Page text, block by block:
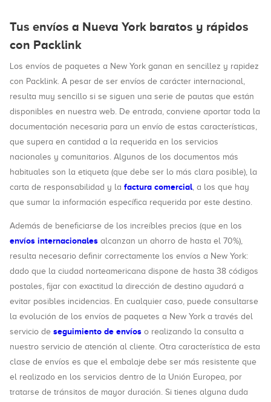
Tus envíos a Nueva York baratos y rápidos
con Packlink
Los envíos de paquetes a New York ganan en sencillez y rapidez
con Packlink. A pesar de ser envíos de carácter internacional,
resulta muy sencillo si se siguen una serie de pautas que están
disponibles en nuestra web. De entrada, conviene aportar toda la
documentación necesaria para un envío de estas características,
que supera en cantidad a la requerida en los servicios
nacionales y comunitarios. Algunos de los documentos más
habituales son la etiqueta (que debe ser lo más clara posible), la
carta de responsabilidad y la factura comercial, a los que hay
que sumar la información específica requerida por este destino.
Además de beneficiarse de los increíbles precios (que en los
envíos internacionales alcanzan un ahorro de hasta el 70%),
resulta necesario definir correctamente los envíos a New York:
dado que la ciudad norteamericana dispone de hasta 38 códigos
postales, fijar con exactitud la dirección de destino ayudará a
evitar posibles incidencias. En cualquier caso, puede consultarse
la evolución de los envíos de paquetes a New York a través del
servicio de seguimiento de envíos o realizando la consulta a
nuestro servicio de atención al cliente. Otra característica de esta
clase de envíos es que el embalaje debe ser más resistente que
el realizado en los servicios dentro de la Unión Europea, por
tratarse de tránsitos de mayor duración. Si tienes alguna duda